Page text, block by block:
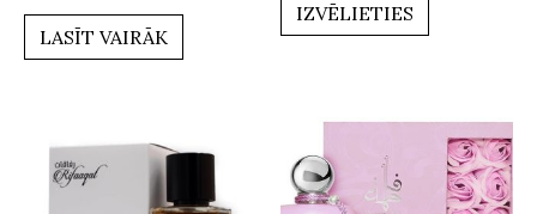
0
LASĪT VAIRĀK
IZVĒLIETIES